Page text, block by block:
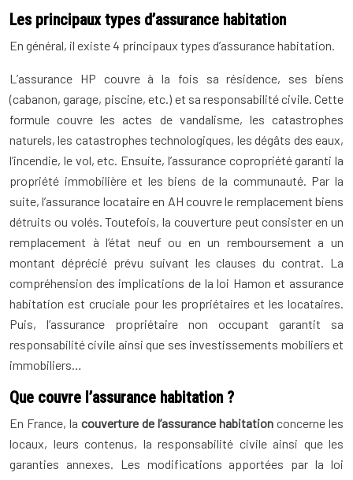
Les principaux types d’assurance habitation
En général, il existe 4 principaux types d’assurance habitation.
L’assurance HP couvre à la fois sa résidence, ses biens
(cabanon, garage, piscine, etc.) et sa responsabilité civile. Cette
formule couvre les actes de vandalisme, les catastrophes
naturels, les catastrophes technologiques, les dégâts des eaux,
l’incendie, le vol, etc. Ensuite, l’assurance copropriété garanti la
propriété immobilière et les biens de la communauté. Par la
suite, l’assurance locataire en AH couvre le remplacement biens
détruits ou volés. Toutefois, la couverture peut consister en un
remplacement à l’état neuf ou en un remboursement a un
montant déprécié prévu suivant les clauses du contrat. La
compréhension des implications de la loi Hamon et assurance
habitation est cruciale pour les propriétaires et les locataires.
Puis, l’assurance propriétaire non occupant garantit sa
responsabilité civile ainsi que ses investissements mobiliers et
immobiliers…
Que couvre l’assurance habitation ?
En France, la couverture de l’assurance habitation concerne les
locaux, leurs contenus, la responsabilité civile ainsi que les
garanties annexes. Les modifications apportées par la loi